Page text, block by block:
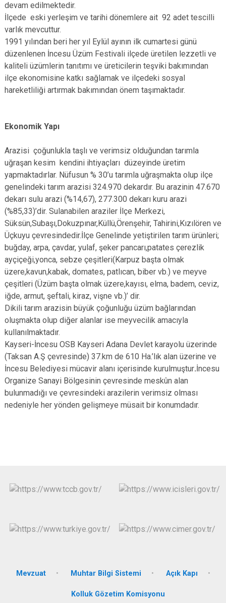
devam edilmektedir.
İlçede eski yerleşim ve tarihi dönemlere ait 92 adet tescilli
varlık mevcuttur.
1991 yılından beri her yıl Eylül ayının ilk cumartesi günü
düzenlenen İncesu Üzüm Festivali ilçede üretilen lezzetli ve
kaliteli üzümlerin tanıtımı ve üreticilerin teşviki bakımından
ilçe ekonomisine katkı sağlamak ve ilçedeki sosyal
hareketliliği artırmak bakımından önem taşımaktadır.
Ekonomik Yapı
Arazisi çoğunlukla taşlı ve verimsiz olduğundan tarımla
uğraşan kesim kendini ihtiyaçları düzeyinde üretim
yapmaktadırlar. Nüfusun % 30’u tarımla uğraşmakta olup ilçe
genelindeki tarım arazisi 324.970 dekardır. Bu arazinin 47.670
dekarı sulu arazi (%14,67), 277.300 dekarı kuru arazi
(%85,33)’dir. Sulanabilen araziler İlçe Merkezi,
Süksün,Subaşı,Dokuzpınar,Küllü,Örenşehir, Tahirini,Kızılören ve
Üçkuyu çevresindedir.İlçe Genelinde yetiştirilen tarım ürünleri;
buğday, arpa, çavdar, yulaf, şeker pancarı,patates çerezlik
ayçiçeği,yonca, sebze çeşitleri(Karpuz başta olmak
üzere,kavun,kabak, domates, patlıcan, biber vb.) ve meyve
çeşitleri (Üzüm başta olmak üzere,kayısı, elma, badem, ceviz,
iğde, armut, şeftali, kiraz, vişne vb.)’ dir.
Dikili tarım arazisin büyük çoğunluğu üzüm bağlarından
oluşmakta olup diğer alanlar ise meyvecilik amacıyla
kullanılmaktadır.
Kayseri-İncesu OSB Kayseri Adana Devlet karayolu üzerinde
(Taksan A.Ş çevresinde) 37.km de 610 Ha.’lık alan üzerine ve
İncesu Belediyesi mücavir alanı içerisinde kurulmuştur.İncesu
Organize Sanayi Bölgesinin çevresinde meskûn alan
bulunmadığı ve çevresindeki arazilerin verimsiz olması
nedeniyle her yönden gelişmeye müsait bir konumdadır.
Mevzuat Muhtar Bilgi Sistemi Açık Kapı
Kolluk Gözetim Komisyonu